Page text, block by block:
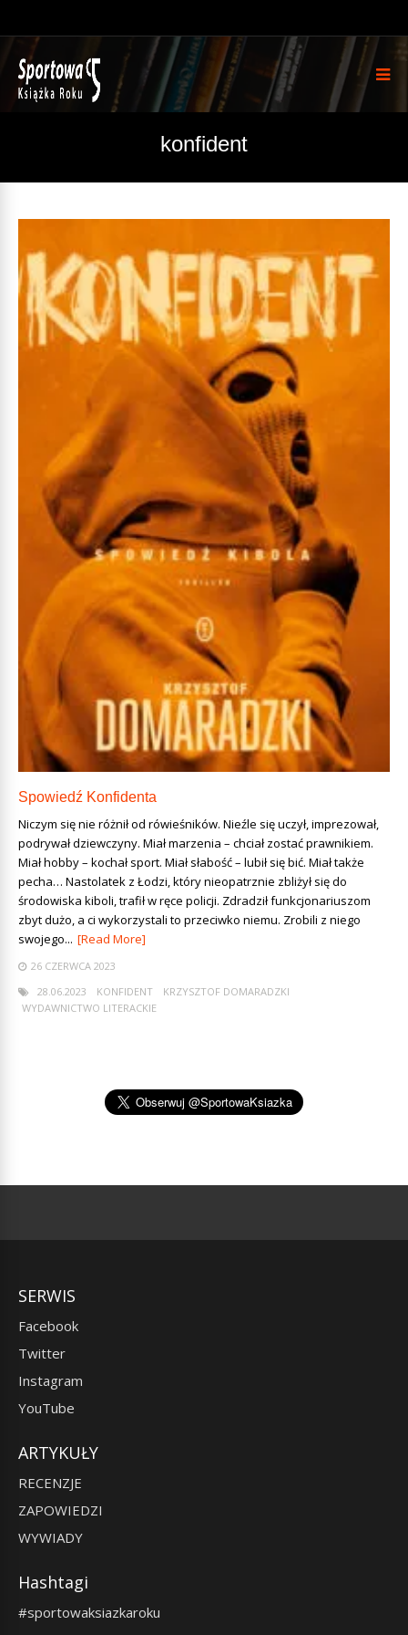
konfident
Spowiedź Konfidenta
Niczym się nie różnił od rówieśników. Nieźle się uczył, imprezował,
podrywał dziewczyny. Miał marzenia – chciał zostać prawnikiem.
Miał hobby – kochał sport. Miał słabość – lubił się bić. Miał także
pecha… Nastolatek z Łodzi, który nieopatrznie zbliżył się do
środowiska kiboli, trafił w ręce policji. Zdradził funkcjonariuszom
zbyt dużo, a ci wykorzystali to przeciwko niemu. Zrobili z niego
swojego... [Read More]
26 CZERWCA 2023
28.06.2023
KONFIDENT
KRZYSZTOF DOMARADZKI
WYDAWNICTWO LITERACKIE
SERWIS
Facebook
Twitter
Instagram
YouTube
ARTYKUŁY
RECENZJE
ZAPOWIEDZI
WYWIADY
Hashtagi
#sportowaksiazkaroku